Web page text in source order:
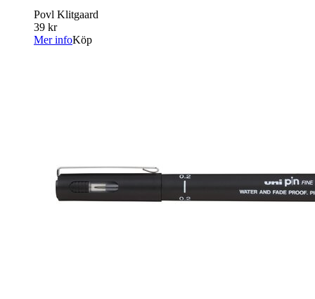
Povl Klitgaard
39 kr
Mer infoKöp